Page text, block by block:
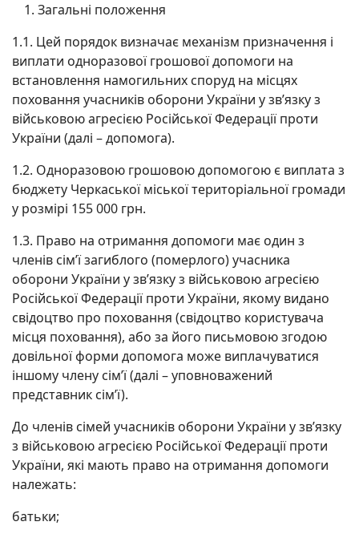
Загальні положення
1.1. Цей порядок визначає механізм призначення і
виплати одноразової грошової допомоги на
встановлення намогильних споруд на місцях
поховання учасників оборони України у зв’язку з
військовою агресією Російської Федерації проти
України (далі – допомога).
1.2. Одноразовою грошовою допомогою є виплата з
бюджету Черкаської міської територіальної громади
у розмірі 155 000 грн.
1.3. Право на отримання допомоги має один з
членів сім’ї загиблого (померлого) учасника
оборони України у зв’язку з військовою агресією
Російської Федерації проти України, якому видано
свідоцтво про поховання (свідоцтво користувача
місця поховання), або за його письмовою згодою
довільної форми допомога може виплачуватися
іншому члену сім’ї (далі – уповноважений
представник сім’ї).
До членів сімей учасників оборони України у зв’язку
з військовою агресією Російської Федерації проти
України, які мають право на отримання допомоги
належать:
батьки;